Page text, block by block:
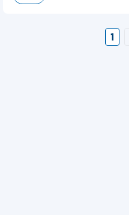
1